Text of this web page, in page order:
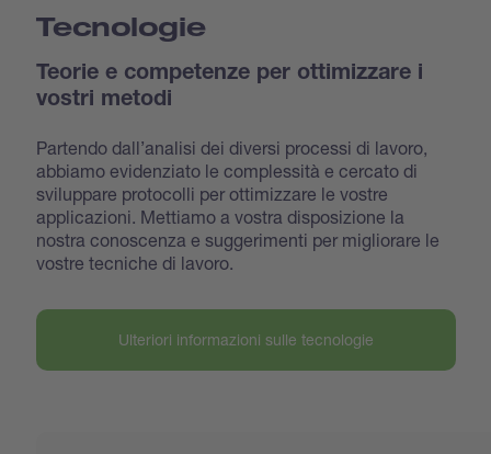
Tecnologie
Teorie e competenze per ottimizzare i
vostri metodi
Partendo dall’analisi dei diversi processi di lavoro,
abbiamo evidenziato le complessità e cercato di
sviluppare protocolli per ottimizzare le vostre
applicazioni. Mettiamo a vostra disposizione la
nostra conoscenza e suggerimenti per migliorare le
vostre tecniche di lavoro.
Ulteriori informazioni sulle tecnologie